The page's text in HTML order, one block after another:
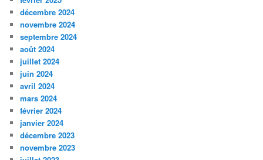
décembre 2024
novembre 2024
septembre 2024
août 2024
juillet 2024
juin 2024
avril 2024
mars 2024
février 2024
janvier 2024
décembre 2023
novembre 2023